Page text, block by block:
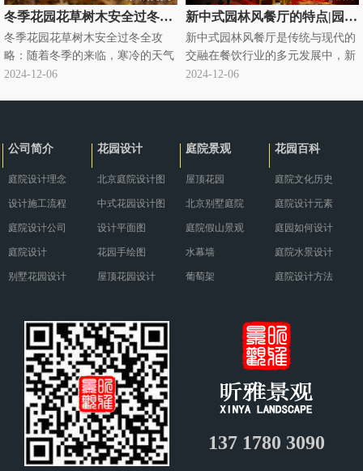
冬季花园花草树木安全过冬全攻略|别墅庭院绿化过冬知识
冬季花园花草树木安全过冬全攻
略：随着冬季的来临，寒冷的天气
对花园里的花草树木构成了严峻的
2024-12-06
新中式园林风餐厅的特点|园林式饭店
新中式园林风餐厅是传统与现代的
交融在餐饮行业的多元发展中，新
中式园林风餐厅悄然兴起，成为独
2024-12-06
公司简介
庭院设计理念
设计施工流程
庭院设计公司
庭院设计
别墅花园设计
花园设计
北京庭院设计图
中式花园设计图
设计平面图
花园手绘图
屋顶花园设计
庭院景观
屋顶花园
北京别墅庭院
庭院假山景观
水幕墙
葡萄架
花园百科
庭院文化历史
庭院设计元素
庭园如何设计
庭院水景设计
庭院设计方法
137 1780 3090